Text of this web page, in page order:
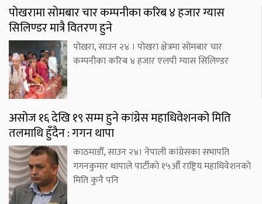
पोखरामा सोमबार चार कम्पनीका करिब ४ हजार ग्यास
सिलिण्डर मात्रै वितरण हुने
पोखरा, साउन २४ । पोखरा क्षेत्रमा सोमबार चार
कम्पनीका करिब ४ हजार एलपी ग्यास सिलिण्डर
असोज १६ देखि १९ सम्म हुने कांग्रेस महाधिवेशनको मिति
तलमाथि हुँदैन : गगन थापा
काठमाडौँ, साउन २४। नेपाली कांग्रेसका सभापति
गगनकुमार थापाले पार्टीको १५औँ राष्ट्रिय महाधिवेशनको
मिति कुनै पनि